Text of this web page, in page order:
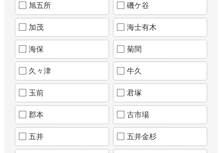
旭五所 磯ケ谷
加茂 海士有木
海保 菊間
久々津 牛久
玉前 君塚
郡本 古市場
五井 五井金杉